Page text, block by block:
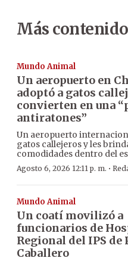
Más
Mundo Animal
Un aeropuerto en
adoptó a gatos
convierten en una
antiratones”
Un aeropuerto
gatos callejeros y les
comodidades dentro del
Agosto 6, 2026 12:11 p. m. ·
Mundo Animal
Un coatí movilizó a
funcionarios de
Regional del IPS de
Caballero